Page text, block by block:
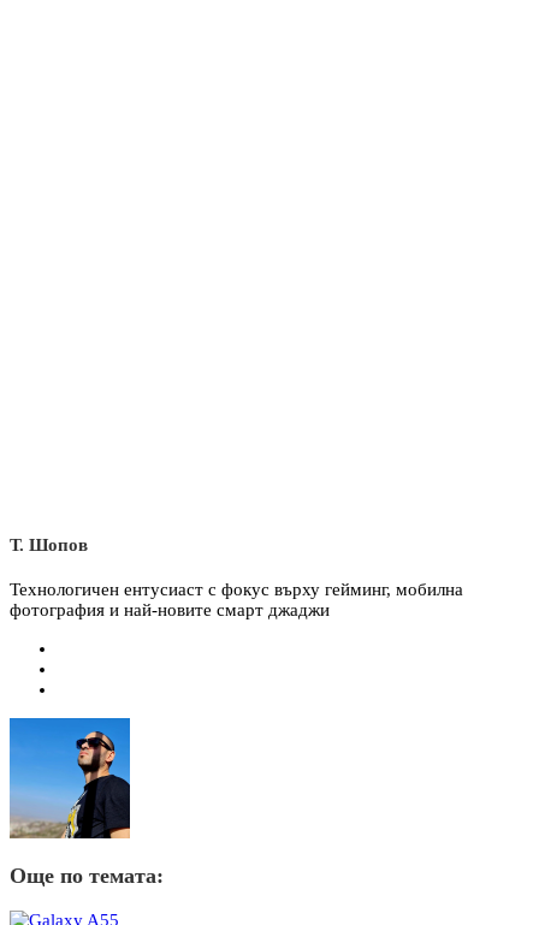
Т. Шопов
Технологичен ентусиаст с фокус върху гейминг, мобилна
фотография и най-новите смарт джаджи
Още по темата: